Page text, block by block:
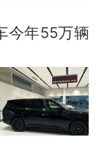
今年55万辆